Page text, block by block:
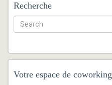
Recherche
Votre espace de coworking